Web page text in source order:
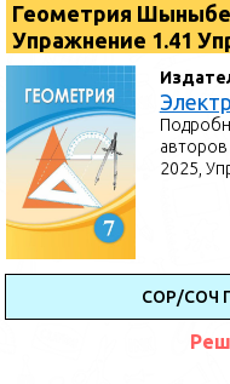
Геометрия
Упражнение 1.41
2025,
СОР/СОЧ